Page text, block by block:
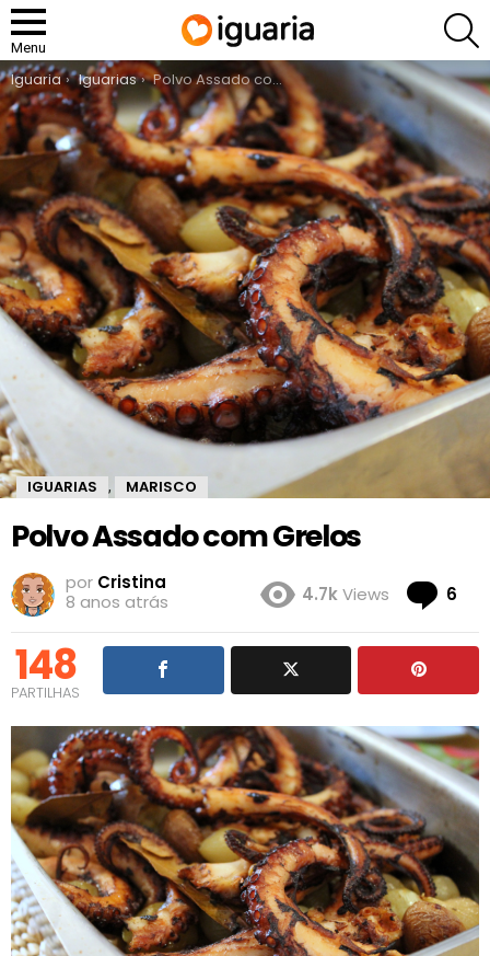
Menu
You are here:
Iguaria Iguarias Polvo Assado com Grelos
IGUARIAS , MARISCO
Polvo Assado com Grelos
por Cristina
8 anos atrás
4.7kViews 6
148
PARTILHAS